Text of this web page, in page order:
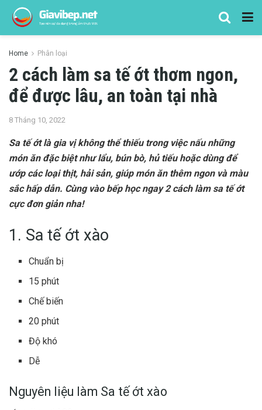
Home Phân loại
2 cách làm sa tế ớt thơm ngon,
để được lâu, an toàn tại nhà
8 Tháng 10, 2022
Sa tế ớt là gia vị không thể thiếu trong việc nấu những
món ăn đặc biệt như lẩu, bún bò, hủ tiếu hoặc dùng để
ướp các loại thịt, hải sản, giúp món ăn thêm ngon và màu
sắc hấp dẫn. Cùng vào bếp học ngay 2 cách làm sa tế ớt
cực đơn giản nha!
1. Sa tế ớt xào
Chuẩn bị
15 phút
Chế biến
20 phút
Độ khó
Dễ
Nguyên liệu làm Sa tế ớt xào